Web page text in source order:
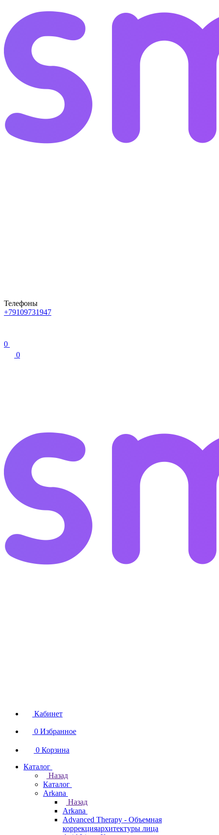
Телефоны
+79109731947
0
0
Кабинет
0 Избранное
0 Корзина
Каталог
Назад
Каталог
Arkana
Назад
Arkana
Advanced Therapy - Объемная
коррекцияархитектуры лица